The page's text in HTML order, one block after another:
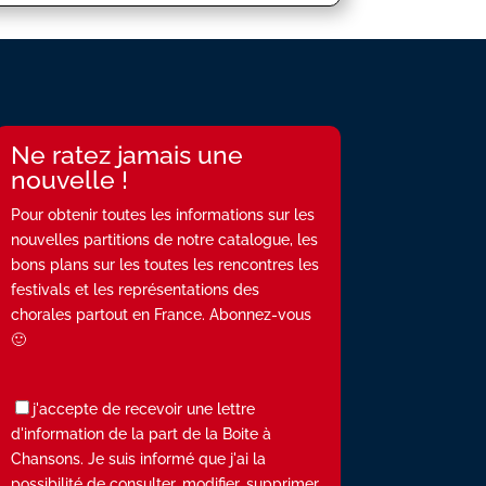
Ne ratez jamais une
nouvelle !
Pour obtenir toutes les informations sur les
nouvelles partitions de notre catalogue, les
bons plans sur les toutes les rencontres les
festivals et les représentations des
chorales partout en France. Abonnez-vous
🙂
j'accepte de recevoir une lettre
d'information de la part de la Boite à
Chansons. Je suis informé que j'ai la